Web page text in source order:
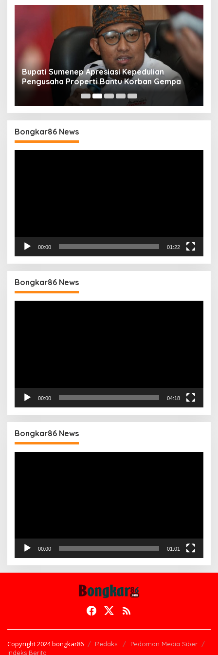
Bupati Sumenep Apresiasi Kepedulian
Pengusaha Properti Bantu Korban Gempa
Bongkar86 News
00:00 01:22
Bongkar86 News
00:00 04:18
Bongkar86 News
00:00 01:01
Copyright 2024 bongkar86 Redaksi
Pedoman Media Siber
Indeks Berita